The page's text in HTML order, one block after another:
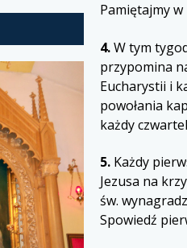
Pamiętajmy
4.W tym
przypomina
Eucharystii i
powołania
każdy
5. Każdy
Jezusa na
św.
Spowiedź